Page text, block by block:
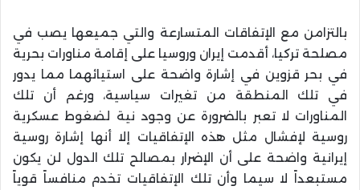
بالتزامن مع الإتفاقات المتسارعة والتي جميعها يصب في
مصلحة تركيا، أقدمت إيران وروسيا على إقامة مناورات بحرية
في بحر قزوين في إشارة واضحة على استيائهما مما يدور
في تلك المنطقة من تغيرات سياسية، ورغم أن تلك
المناورات لا تعبر بالضرورة عن وجود نية لضغوط عسكرية
روسية لإفشال مثل هذه الإتفاقيات إلا أنها إشارة روسية
إيرانية واضحة على أن الإضرار بمصالح تلك الدول لن يكون
مستبعداً لا سيما وأن تلك الإتفاقيات تخدم منافساً قوياً